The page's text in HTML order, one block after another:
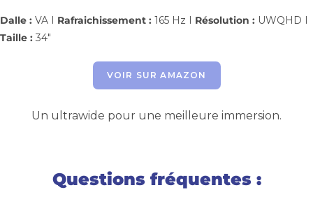
Dalle : VA I Rafraichissement : 165 Hz I Résolution : UWQHD I
Taille : 34″
VOIR SUR AMAZON
Un ultrawide pour une meilleure immersion.
Questions fréquentes :